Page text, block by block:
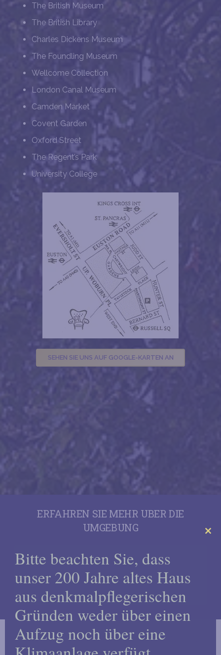
The British Museum
The British Library
Charles Dickens Museum
The Foundling Museum
Wellcome Collection
London Canal Museum
Camden Market
Covent Garden
Oxford Street
The Regent’s Park
University College
SEHEN SIE UNS AUF GOOGLE-KARTEN AN
ERFAHREN SIE MEHR UBER DIE
UMGEBUNG
SEHEN SIE SICH UNSERE
LOKALEN REISEFÜHRER
AN
PLANEN SIE IHRE REISE NACH LONDON
Bitte beachten Sie, dass
unser 200 Jahre altes Haus
aus denkmalpflegerischen
Gründen weder über einen
Aufzug noch über eine